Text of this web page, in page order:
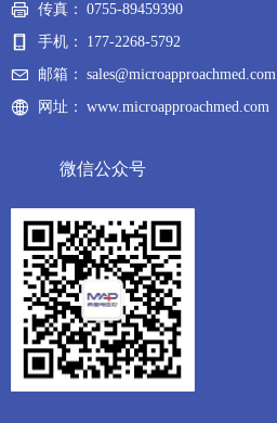
传真： 0755-89459390
手机：
177-2268-5792
邮箱： sales@microapproachmed.com
网址： www.microapproachmed.com
微信公众号